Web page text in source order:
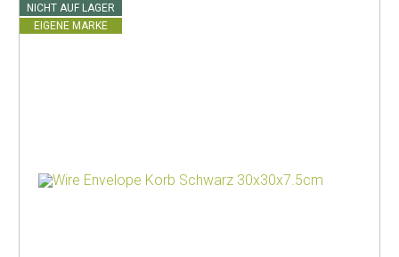
NICHT AUF LAGER
EIGENE MARKE